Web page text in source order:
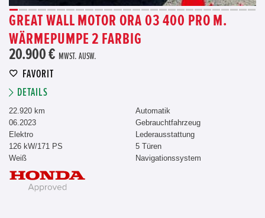
GREAT WALL MOTOR ORA 03 400 PRO M.
WÄRMEPUMPE 2 FARBIG
20.900 € MWST. AUSW.
FAVORIT
DETAILS
22.920 km
06.2023
Elektro
126 kW/171 PS
Weiß
Automatik
Gebrauchtfahrzeug
Lederausstattung
5 Türen
Navigationssystem